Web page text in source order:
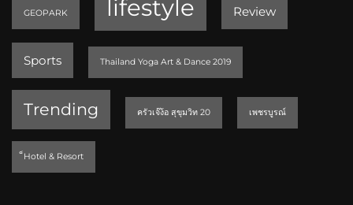
GEOPARK lifestyle Review
Sports Thailand Yoga Art & Dance 2019
Trending ครัวเจ๊ง้อ สุขุมวิท 20 เพชรบูรณ์
็Hotel & Resort